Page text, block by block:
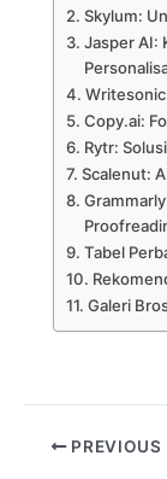
Skylum:
Jasper AI:
Copy.ai:
Rytr:
Scalenut:
Tabel
Galeri
PREVIOUS